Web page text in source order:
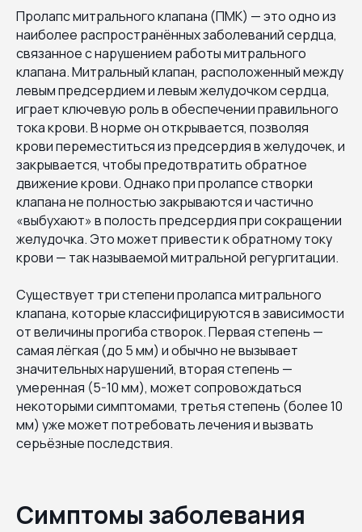
Пролапс митрального клапана (ПМК) — это одно из
наиболее распространённых заболеваний сердца,
связанное с нарушением работы митрального
клапана. Митральный клапан, расположенный между
левым предсердием и левым желудочком сердца,
играет ключевую роль в обеспечении правильного
тока крови. В норме он открывается, позволяя
крови переместиться из предсердия в желудочек, и
закрывается, чтобы предотвратить обратное
движение крови. Однако при пролапсе створки
клапана не полностью закрываются и частично
«выбухают» в полость предсердия при сокращении
желудочка. Это может привести к обратному току
крови — так называемой митральной регургитации.
Существует три степени пролапса митрального
клапана, которые классифицируются в зависимости
от величины прогиба створок. Первая степень —
самая лёгкая (до 5 мм) и обычно не вызывает
значительных нарушений, вторая степень —
умеренная (5-10 мм), может сопровождаться
некоторыми симптомами, третья степень (более 10
мм) уже может потребовать лечения и вызвать
серьёзные последствия.
Симптомы заболевания